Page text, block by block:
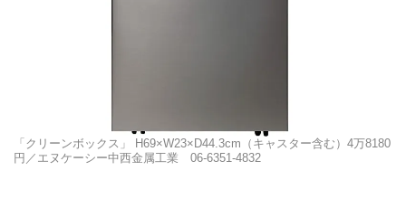
「クリーンボックス」 H69×W23×D44.3cm（キャスター含む）4万8180
円／エヌケーシー中西金属工業 06-6351-4832